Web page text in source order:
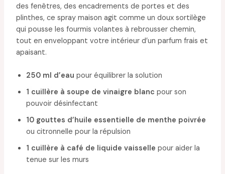
des fenêtres, des encadrements de portes et des
plinthes, ce spray maison agit comme un doux sortilège
qui pousse les fourmis volantes à rebrousser chemin,
tout en enveloppant votre intérieur d’un parfum frais et
apaisant.
250 ml d’eau pour équilibrer la solution
1 cuillère à soupe de vinaigre blanc pour son
pouvoir désinfectant
10 gouttes d’huile essentielle de menthe poivrée
ou citronnelle pour la répulsion
1 cuillère à café de liquide vaisselle pour aider la
tenue sur les murs